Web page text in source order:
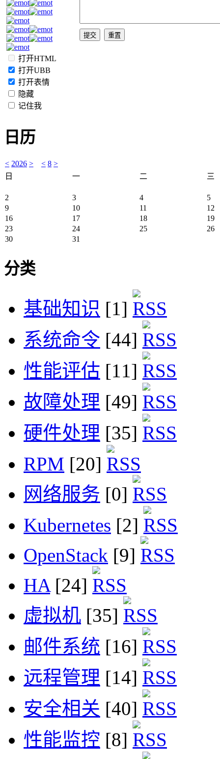
打开HTML
打开UBB
打开表情
隐藏
记住我
日历
< 2026 > < 8 >
日
一 二 三
2 3 4
5
9
10 11
12
16
17 18
19
23
24 25
26
30
31
分类
基础知识 [1]
系统命令 [44]
性能评估 [11]
故障处理 [49]
硬件处理 [35]
RPM [20]
网络服务 [0]
Kubernetes [2]
OpenStack [9]
HA[24]
虚拟机 [35]
邮件系统 [16]
远程管理 [14]
安全相关 [40]
性能监控 [8]